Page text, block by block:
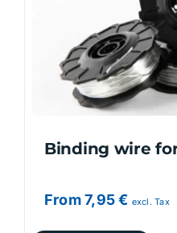
Binding wire
From 7,95€ excl. Tax